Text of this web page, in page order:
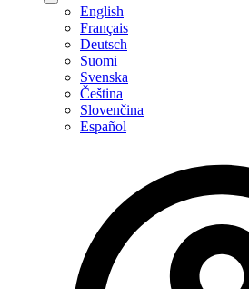
English
Français
Deutsch
Suomi
Svenska
Čeština
Slovenčina
Español